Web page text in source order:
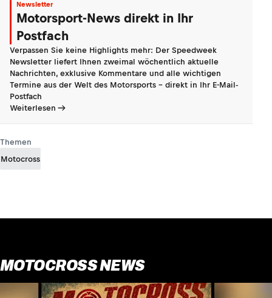
Newsletter
Motorsport-News direkt in Ihr
Postfach
Verpassen Sie keine Highlights mehr: Der Speedweek
Newsletter liefert Ihnen zweimal wöchentlich aktuelle
Nachrichten, exklusive Kommentare und alle wichtigen
Termine aus der Welt des Motorsports - direkt in Ihr E-Mail-
Postfach
Weiterlesen
Themen
Motocross
MOTOCROSS NEWS